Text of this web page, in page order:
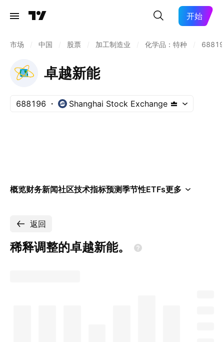
开始
市场 中国 股票 加工制造业 化学品：特种
卓越新能
688196 Shanghai Stock Exchange
概览财务新闻社区技术指标预测季节性ETFs更多
返回
稀释调整的卓越新能。